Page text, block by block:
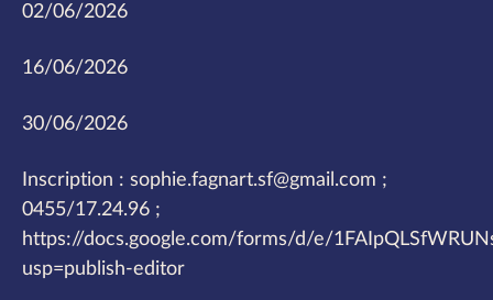
02/06/2026
16/06/2026
30/06/2026
Inscription : sophie.fagnart.sf@gmail.com ;
0455/17.24.96 ;
https://docs.google.com/forms/d/e/
usp=publish-editor